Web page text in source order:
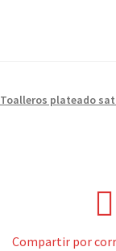
Toalleros plateado
Compartir por